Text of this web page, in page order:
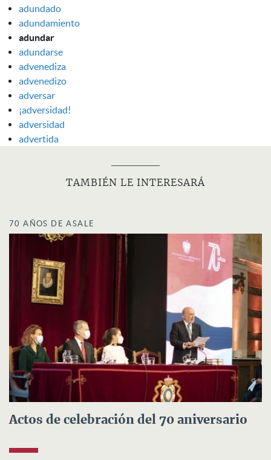
adundado
adundamiento
adundar
adundarse
advenediza
advenedizo
adversar
¡adversidad!
adversidad
advertida
TAMBIÉN LE INTERESARÁ
70 AÑOS DE ASALE
Actos de celebración del 70 aniversario